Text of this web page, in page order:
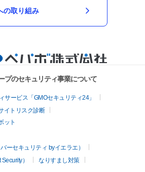
の取り組み
プのセキュリティ事業について
ービス「GMOセキュリティ24」
イトリスク診断
ット
ーセキュリティ byイエラエ）
）
なりすまし対策